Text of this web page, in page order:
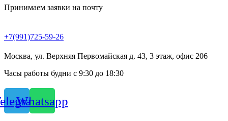
Принимаем заявки на почту
+7(991)725-59-26
Москва, ул. Верхняя Первомайская д. 43, 3 этаж, офис 206
Часы работы будни с 9:30 до 18:30
Whatsapp